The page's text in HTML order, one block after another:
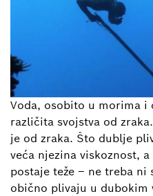
Voda, osobito u morima i
različita svojstva od
je od zraka. Što dublje
veća njezina viskoznost,
postaje teže – ne treba
obično plivaju u dubokim